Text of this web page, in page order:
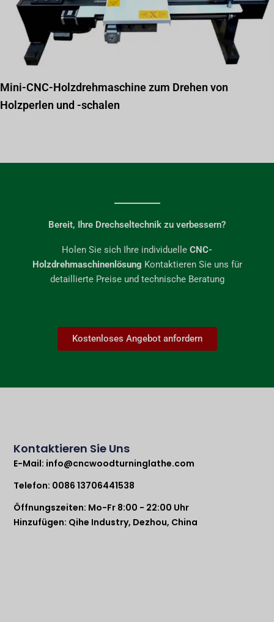
Mini-CNC-Holzdrehmaschine zum Drehen von
Holzperlen und -schalen
Bereit, Ihre Drechseltechnik zu verbessern?​
Holen Sie sich Ihre individuelle CNC-
Holzdrehmaschinenlösung Kontaktieren Sie uns für
detaillierte Preise und technische Beratung
Kostenloses Angebot anfordern
Kontaktieren Sie Uns
E-Mail: info@cncwoodturninglathe.com
Telefon: 0086 13706441538
Öffnungszeiten: Mo-Fr 8:00 - 22:00 Uhr
Hinzufügen: Qihe Industry, Dezhou, China